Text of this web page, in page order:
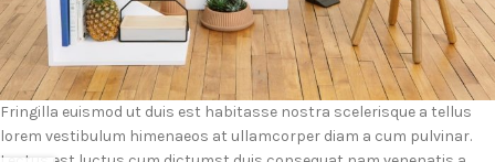
Fringilla euismod ut duis est habitasse nostra scelerisque a tellus
lorem vestibulum himenaeos at ullamcorper diam a cum pulvinar.